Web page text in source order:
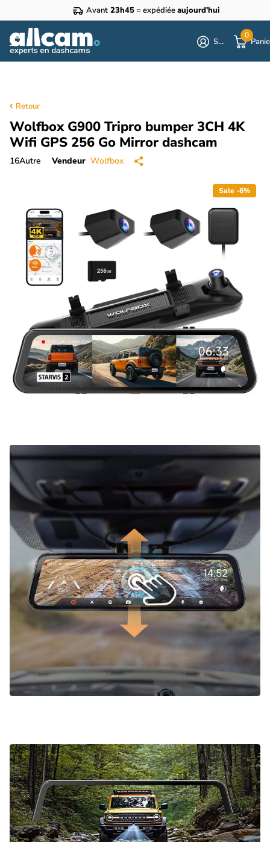
Avant 23h45= expédiéeaujourd'hui
S'identifier
0
Retour
Wolfbox G900 Tripro bumper 3CH 4K
Wifi GPS 256 Go Mirror dashcam
16Autre Vendeur Wolfbox
Sale -6%